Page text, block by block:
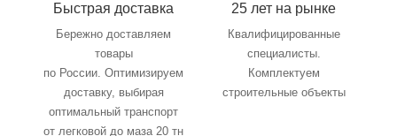
Быстрая доставка
Бережно доставляем
товары
по России. Оптимизируем
доставку, выбирая
оптимальный транспорт
от легковой до маза 20 тн
25 лет на рынке
Квалифицированные
специалисты.
Комплектуем
строительные объекты